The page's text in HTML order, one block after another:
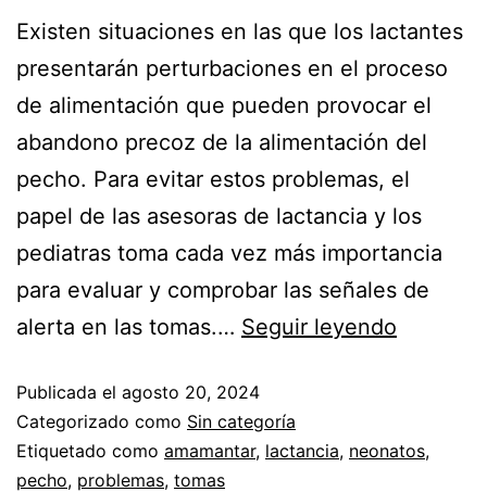
Existen situaciones en las que los lactantes
presentarán perturbaciones en el proceso
de alimentación que pueden provocar el
abandono precoz de la alimentación del
pecho. Para evitar estos problemas, el
papel de las asesoras de lactancia y los
pediatras toma cada vez más importancia
para evaluar y comprobar las señales de
alerta en las tomas.… Seguir leyendo
Publicada el agosto 20, 2024
Categorizado como Sin categoría
Etiquetado como amamantar, lactancia, neonatos,
pecho, problemas, tomas